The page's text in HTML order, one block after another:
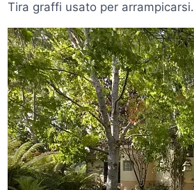
Tira graffi usato per arrampicarsi.